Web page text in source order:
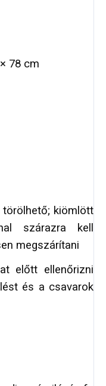
78 cm
törölhető; kiömlött
szárazra kell
megszárítani
előtt ellenőrizni
és a csavarok